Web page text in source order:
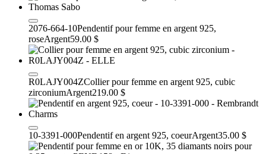
2076-664-10Pendentif pour femme en argent 925,
roseArgent59.00 $
R0LAJY004ZCollier pour femme en argent 925, cubic
zirconiumArgent219.00 $
10-3391-000Pendentif en argent 925, coeurArgent35.00 $